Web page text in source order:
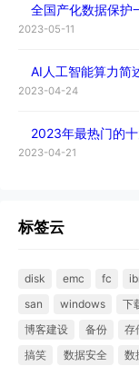
全国产化数据保护
2023-05-11
AI人工智能算力简
2023-04-24
2023年最热门的十
2023-04-21
标签云
disk emc fc
san
windows 下
博客建设
备份 存
搞笑
数据安全 数